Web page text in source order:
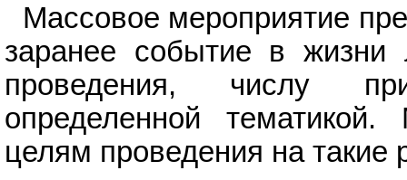
Массовое мероприятие
заранее событие в жизни
проведения, числу
определенной
целям проведения на такие